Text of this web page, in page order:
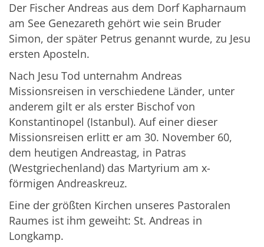
Der Fischer Andreas aus dem Dorf Kapharnaum
am See Genezareth gehört wie sein Bruder
Simon, der später Petrus genannt wurde, zu Jesu
ersten Aposteln.
Nach Jesu Tod unternahm Andreas
Missionsreisen in verschiedene Länder, unter
anderem gilt er als erster Bischof von
Konstantinopel (Istanbul). Auf einer dieser
Missionsreisen erlitt er am 30. November 60,
dem heutigen Andreastag, in Patras
(Westgriechenland) das Martyrium am x-
förmigen Andreaskreuz.
Eine der größten Kirchen unseres Pastoralen
Raumes ist ihm geweiht: St. Andreas in
Longkamp.